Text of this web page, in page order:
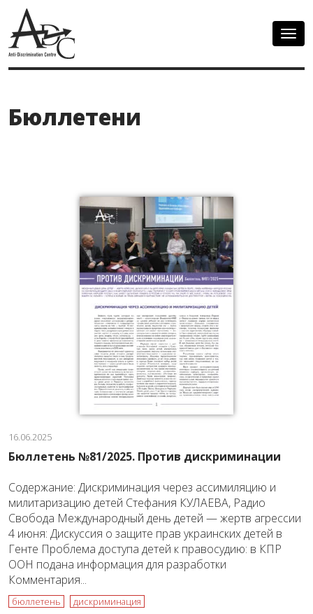
Бюллетени
16.06.2025
Бюллетень №81/2025. Против дискриминации
Содержание: Дискриминация через ассимиляцию и
милитаризацию детей Стефания КУЛАЕВА, Радио
Свобода Международный день детей — жертв агрессии
4 июня: Дискуссия о защите прав украинских детей в
Генте Проблема доступа детей к правосудию: в КПР
ООН подана информация для разработки
Комментария...
бюллетень дискриминация